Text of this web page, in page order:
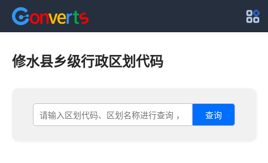
修水县乡级行政区划代码
查询